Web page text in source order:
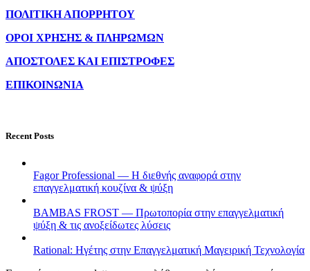
ΠΟΛΙΤΙΚΗ ΑΠΟΡΡΗΤΟΥ
ΟΡΟΙ ΧΡΗΣΗΣ & ΠΛΗΡΩΜΩΝ
ΑΠΟΣΤΟΛΕΣ ΚΑΙ ΕΠΙΣΤΡΟΦΕΣ
ΕΠΙΚΟΙΝΩΝΙΑ
Recent Posts
Fagor Professional — Η διεθνής αναφορά στην
επαγγελματική κουζίνα & ψύξη
BAMBAS FROST — Πρωτοπορία στην επαγγελματική
ψύξη & τις ανοξείδωτες λύσεις
Rational: Ηγέτης στην Επαγγελματική Μαγειρική Τεχνολογία